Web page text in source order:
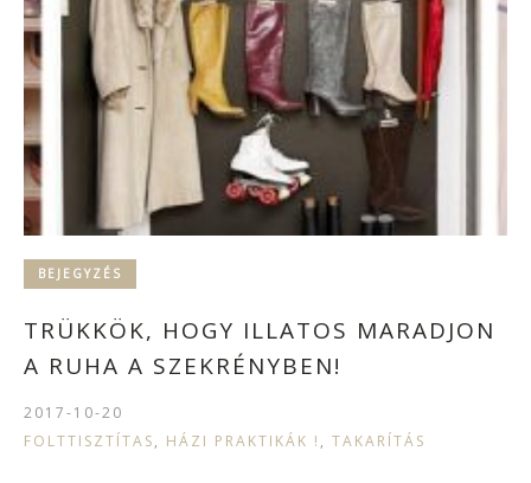
BEJEGYZÉS
TRÜKKÖK, HOGY ILLATOS MARADJON
A RUHA A SZEKRÉNYBEN!
2017-10-20
FOLTTISZTÍTAS, HÁZI PRAKTIKÁK ! , TAKARÍTÁS